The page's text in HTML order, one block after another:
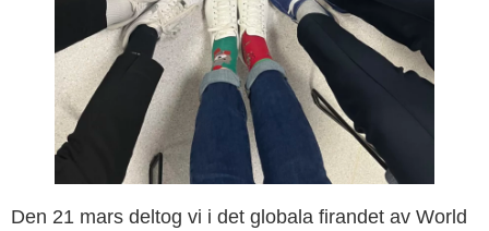
Den 21 mars deltog vi i det globala firandet av World